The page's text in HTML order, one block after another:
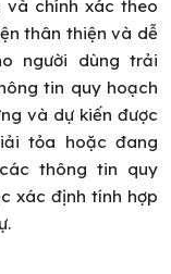
và chính xác theo
thân thiện và dễ
người dùng trải
tin quy hoạch
và dự kiến được
tỏa hoặc đang
thông tin quy
xác định tính hợp